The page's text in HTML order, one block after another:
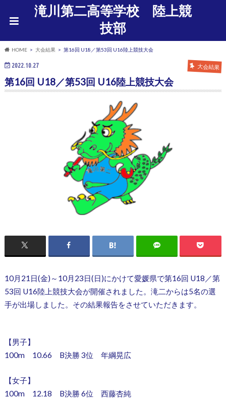
滝川第二高等学校 陸上競
技部
HOME 大会結果 第16回 U18／第53回 U16陸上競技大会
2022.10.27 大会結果
第16回 U18／第53回 U16陸上競技大会
10月21日(金)～10月23日(日)にかけて愛媛県で第16回 U18／第
53回 U16陸上競技大会が開催されました。滝二からは5名の選
手が出場しました。その結果報告をさせていただきます。
【男子】
100m 10.66 B決勝 3位 年綱晃広
【女子】
100m 12.18 B決勝 6位 西藤杏純